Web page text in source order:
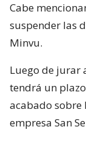
Cabe
suspender las
Minvu.
Luego de jurar
tendrá un
acabado sobre
empresa San